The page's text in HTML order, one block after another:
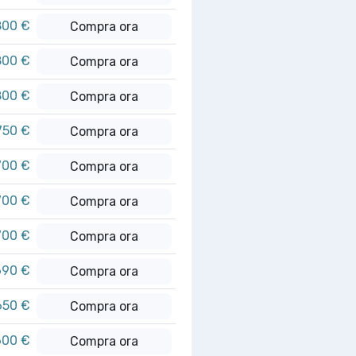
€ Compra ora
€ Compra ora
€ Compra ora
€ Compra ora
€ Compra ora
€ Compra ora
€ Compra ora
€ Compra ora
€ Compra ora
€ Compra ora